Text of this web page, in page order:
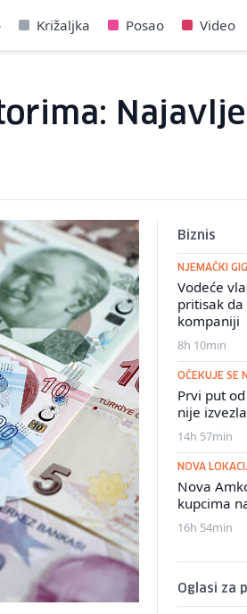
Križaljka Posao Video
Biznis
NJEMAČKI
Vodeće
pritisak
kompaniji
8h 10min
OČEKUJE SE
Prvi put
nije
14h 57min
NOVA
Nova
kupcima
16h 54min
Oglasi za